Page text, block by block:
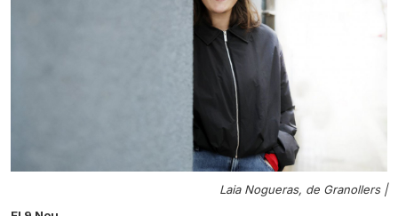
Laia Nogueras, de Granollers |